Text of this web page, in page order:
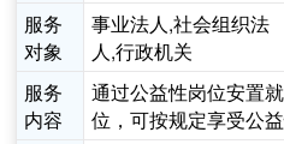
服务
对象
事业法人,社会组织法
人,行政机关
服务
内容
通过公益性岗位安置
位，可按规定享受公